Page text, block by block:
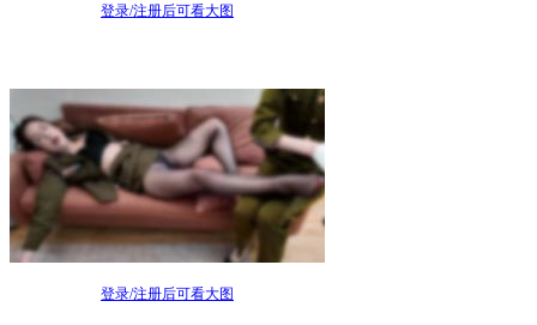
登录/注册后可看大图
登录/注册后可看大图